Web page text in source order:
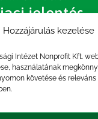
Hozzájárulás kezelése
Intézet Nonprofit Kft.
használatának
követése és
jelentés
sertés sertéshús
termelői
vágóbárány